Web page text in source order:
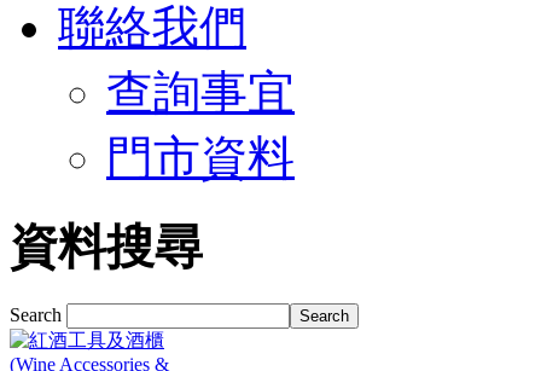
聯絡我們
查詢事宜
門市資料
資料搜尋
Search